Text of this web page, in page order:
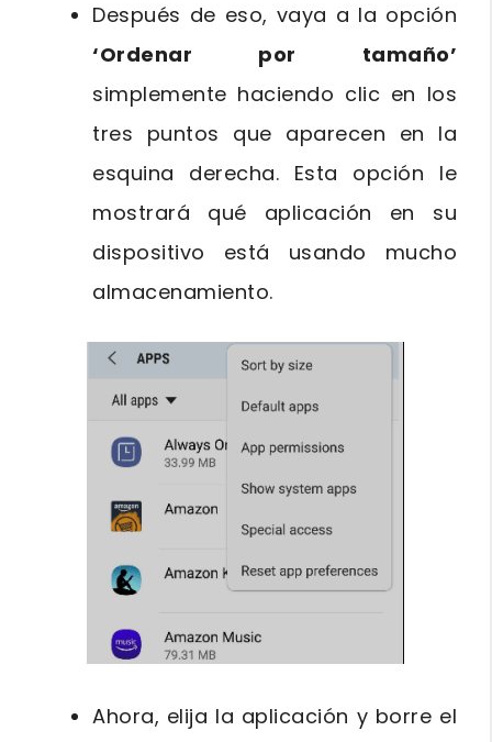
Después de eso, vaya a la opción
‘Ordenar por tamaño’
simplemente haciendo clic en los
tres puntos que aparecen en la
esquina derecha. Esta opción le
mostrará qué aplicación en su
dispositivo está usando mucho
almacenamiento.
Ahora, elija la aplicación y borre el